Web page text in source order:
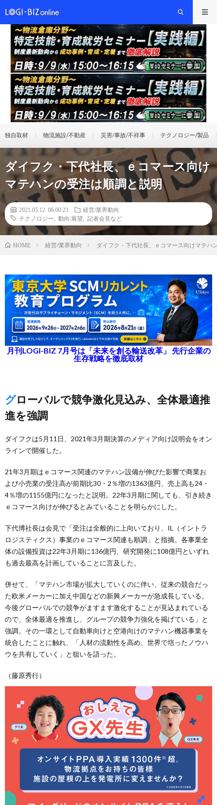
独自取材 物流施設/不動産 災害/事故/不祥事 テクノロジー/製品
ダイフク・下代社長、ｅコマース向け
マテハンの受注は順調と説明
2021.05.12 06:00:23
経営/業界動向
テクノロジー
動向/展望 記者会見など
HOME 経営/業界動向 ダイフク・下代社長、ｅコマース向けマテハ
月刊LOGI-BIZ 7月号は「未来を創る輸送改革」 先行企業の
生存戦略を徹底取材
グローバルで競争激化見込み、全体最適推
進を強調
ダイフクは5月11日、2021年3月期決算のメディア向け説明会をオン
ラインで開催した。
21年3月期はｅコマース関連のマテハン設備が伸びた影響で商業お
よび小売業の受注高が前期比30・2％増の1363億円、売上高も24・
4％増の1155億円になったと説明。22年3月期に関しても、引き続き
ｅコマース向けが伸びるとみていることを明らかにした。
下代博社長は会見で「受注は全般的に上向いており、IL（イントラ
ロジスティクス）事業のｅコマース関連も順調」と指摘。各事業全
体の設備投資は22年3月期に136億円、研究開発に108億円といずれ
も過去最高を計画していることに言及した。
併せて、「マテハン市場が拡大していくのに伴い、従来の競合だっ
た欧米メーカーに加え中国などの新興メーカーが急成長している。
今後グローバルでの競争がますます激化することが見込まれている
ので、全体最適を推進し、グループの競争力強化を掲げている」と
強調。その一環として自動車向けと空港向けのマテハン機器事業を
統合したことに触れ、「人材の流動性を高め、世界で培ったノウハ
ウを共有していく」と狙いを語った。
（藤原秀行）